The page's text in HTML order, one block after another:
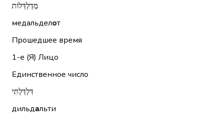
מְדַלְדְּלוֹת
медальделот
Прошедшее время
1-е (Я) Лицо
Единственное число
דִּלְדַּלְתִּי
дильдальти